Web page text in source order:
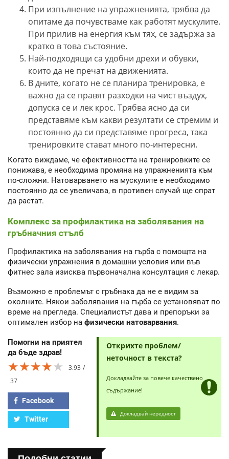
При изпълнение на упражненията, трябва да
опитаме да почувстваме как работят мускулите.
При прилив на енергия към тях, се задържа за
кратко в това състояние.
Най-подходящи са удобни дрехи и обувки,
които да не пречат на движенията.
В дните, когато не се планира тренировка, е
важно да се правят разходки на чист въздух,
допуска се и лек крос. Трябва ясно да си
представяме към какви резултати се стремим и
постоянно да си представяме прогреса, така
тренировките стават много по-интересни.
Когато виждаме, че ефективността на тренировките се
понижава, е необходима промяна на упражненията към
по-сложни. Натоварването на мускулите е необходимо
постоянно да се увеличава, в противен случай ще спрат
да растат.
Комплекс за профилактика на заболявания на
гръбначния стълб
Профилактика на заболявания на гърба с помощта на
физически упражнения в домашни условия или във
фитнес зала изисква първоначална консултация с лекар.
Възможно е проблемът с гръбнака да не е видим за
околните. Някои заболявания на гърба се установяват по
време на прегледа. Специалистът дава и препоръки за
оптимален избор на физически натоварвания.
Помогни на приятел
да бъде здрав!
★★★★★
★★★★★
★★★★★
3.93
37
Facebook
Twitter
Открихте проблем/
неточност в текста?
Докладвайте за повече качествено
съдържание!
Докладвай нередност